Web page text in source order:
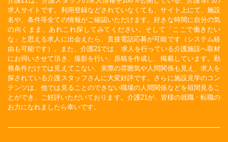
求人サイトです。利用登録などされていなくても、サイト上にて、施設
名や、条件等全ての情報がご確認いただけます。好きな時間に自分の気
の向くまま、あれこれ探してみてください。そして「ここで働きたい
な」と思える求人に出会えたら、直接電話応募が可能です（システム経
由も可能です）。また、介護21では、求人を行っている介護施設へ取材
にお伺いさせて頂き、撮影を行い、原稿を作成し、掲載しています。勤
務条件だけでは見えてこない、実際の雰囲気や人間関係も見え、求人を
探されている介護スタッフさんに大変好評です。さらに施設見学のコン
テンツは、他では見ることのできない職場の人間関係などを垣間見るこ
とができ、ご好評いただいております。介護21が、皆様の就職・転職の
お力になれましたら幸いです。